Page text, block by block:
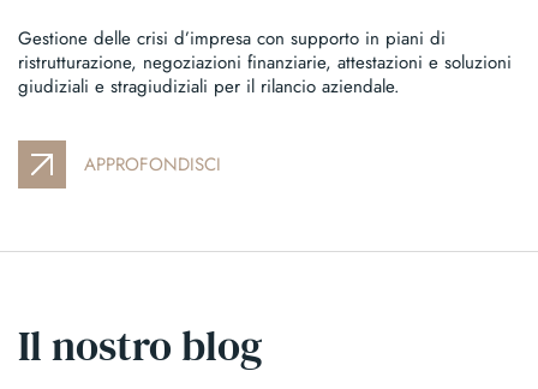
Gestione delle crisi d’impresa con supporto in piani di
ristrutturazione, negoziazioni finanziarie, attestazioni e soluzioni
giudiziali e stragiudiziali per il rilancio aziendale.
APPROFONDISCI
Il nostro blog